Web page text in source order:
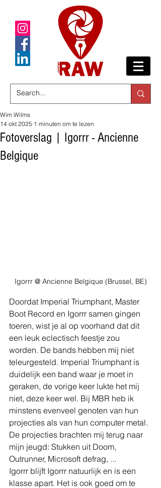
Fotoverslag | Igorrr - Ancienne
Belgique
Wim Wilms
14 okt 2025 1 minuten om te lezen
Igorrr @ Ancienne Belgique (Brussel, BE)
Doordat Imperial Triumphant, Master
Boot Record en Igorrr samen gingen
toeren, wist je al op voorhand dat dit
een leuk eclectisch feestje zou
worden. De bands hebben mij niet
teleurgesteld. Imperial Triumphant is
duidelijk een band waar je moet in
geraken, de vorige keer lukte het mij
niet, deze keer wel. Bij MBR heb ik
minstens evenveel genoten van hun
projecties als van hun computer metal.
De projecties brachten mij terug naar
mijn jeugd: Stukken uit Doom,
Outrunner, Microsoft defrag, ...
Igorrr blijft Igorrr natuurlijk en is een
klasse apart. Het is ook goed om te